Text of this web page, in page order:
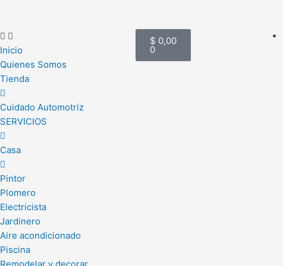
contenido
Inicio
Quienes Somos
Tienda
Cuidado Automotriz
SERVICIOS
Casa
Pintor
Plomero
Electricista
Jardinero
Aire acondicionado
Piscina
Remodelar y decorar
$ 0,00
0
Cart